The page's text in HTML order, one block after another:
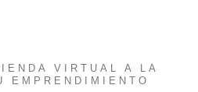
VIRTUAL A LA
EMPRENDIMIENTO